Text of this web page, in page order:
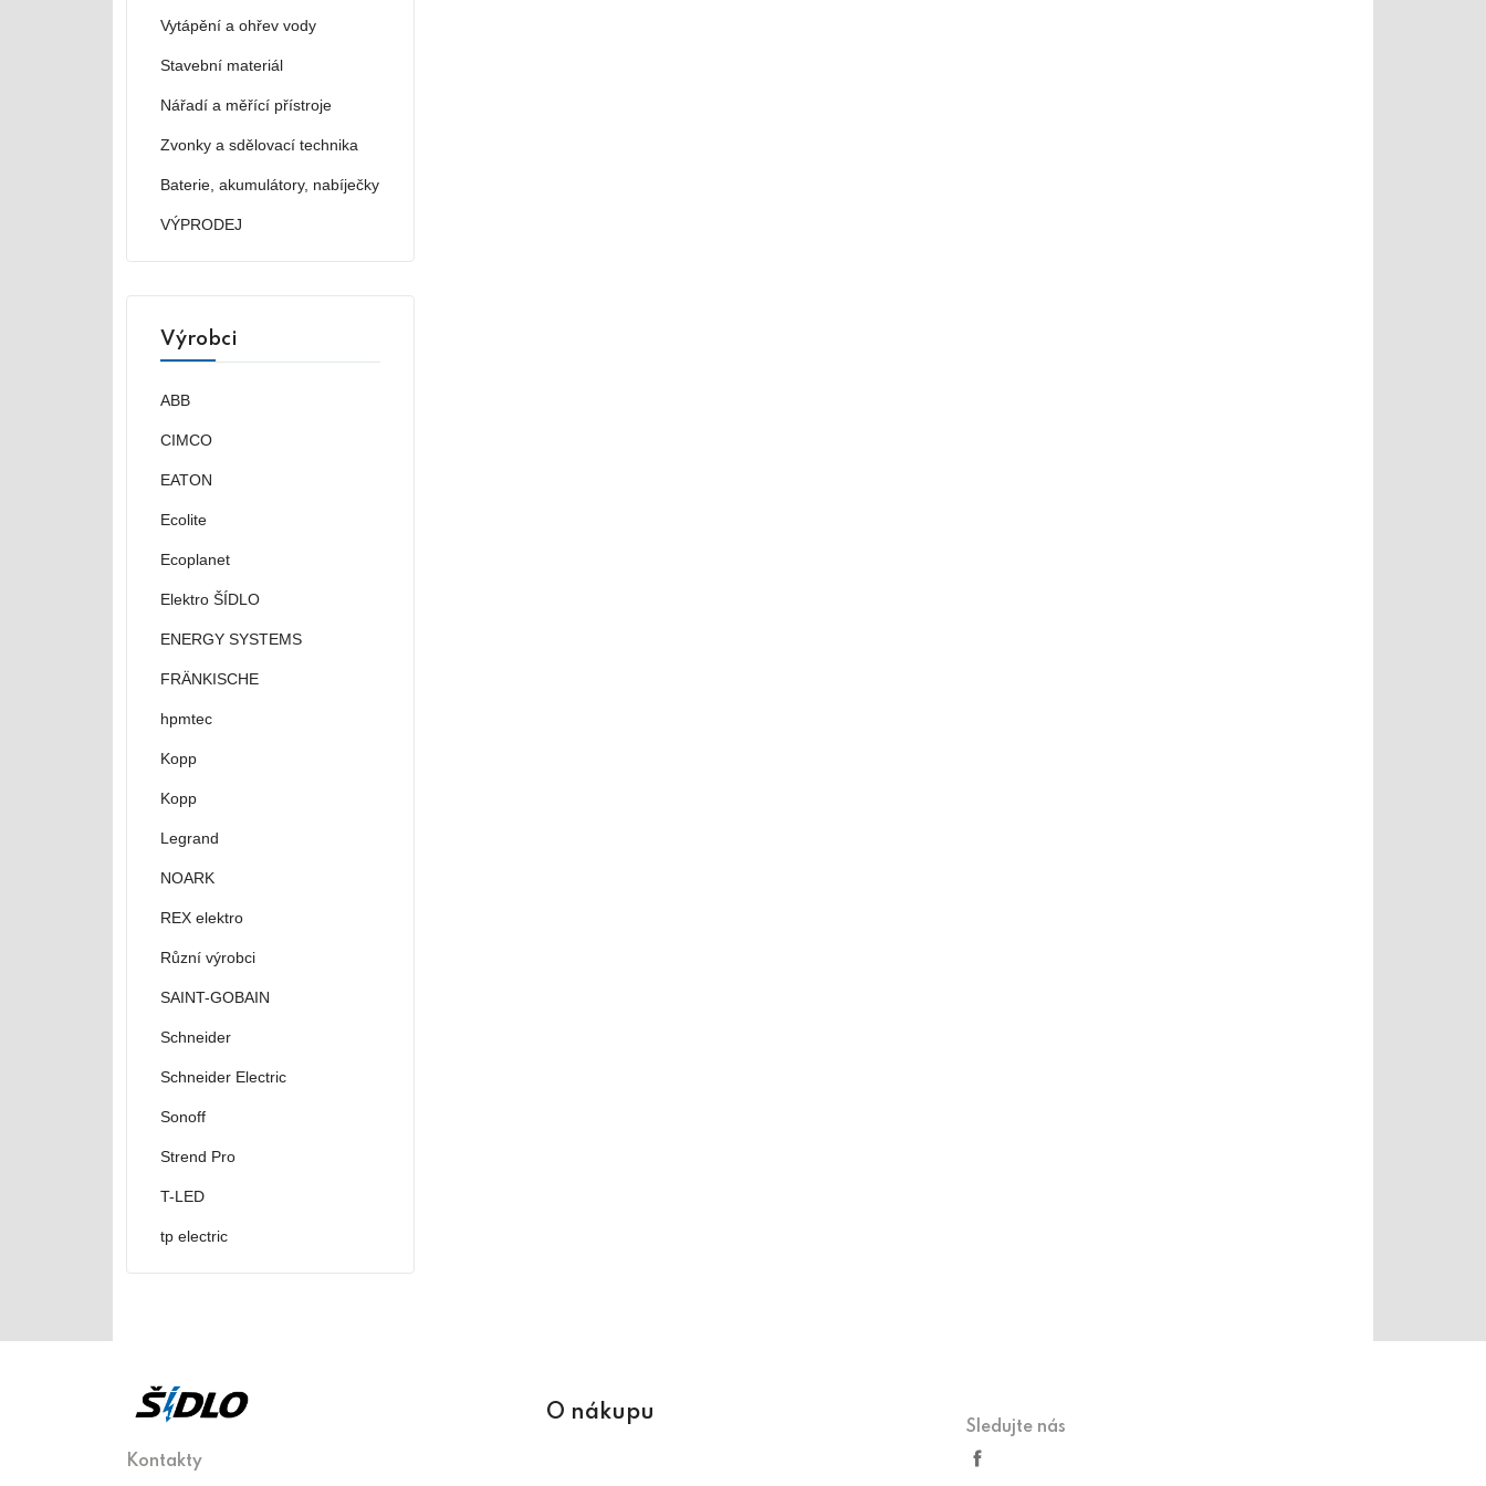
Vytápění a ohřev vody
Stavební materiál
Nářadí a měřící přístroje
Zvonky a sdělovací technika
Baterie, akumulátory, nabíječky
VÝPRODEJ
Výrobci
ABB
CIMCO
EATON
Ecolite
Ecoplanet
Elektro ŠÍDLO
ENERGY SYSTEMS
FRÄNKISCHE
hpmtec
Kopp
Kopp
Legrand
NOARK
REX elektro
Různí výrobci
SAINT-GOBAIN
Schneider
Schneider Electric
Sonoff
Strend Pro
T-LED
tp electric
Kontakty
O nákupu
Sledujte nás